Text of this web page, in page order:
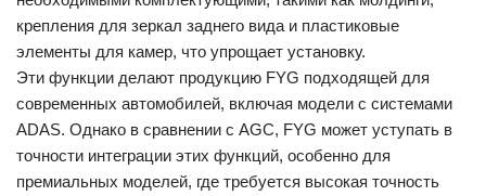
крепления для зеркал заднего вида и пластиковые
элементы для камер, что упрощает установку.
Эти функции делают продукцию FYG подходящей для
современных автомобилей, включая модели с системами
ADAS. Однако в сравнении с AGC, FYG может уступать в
точности интеграции этих функций, особенно для
премиальных моделей, где требуется высокая точность